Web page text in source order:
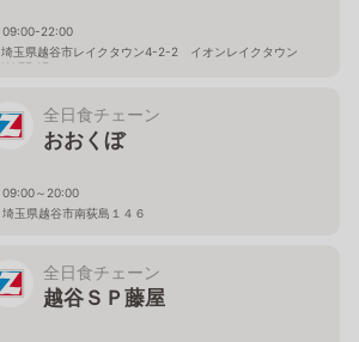
09:00-22:00
埼玉県越谷市レイクタウン4-2-2 イオンレイクタウン
KAZE 1F
全日食チェーン
おおくぼ
09:00～20:00
埼玉県越谷市南荻島１４６
全日食チェーン
越谷ＳＰ藤屋